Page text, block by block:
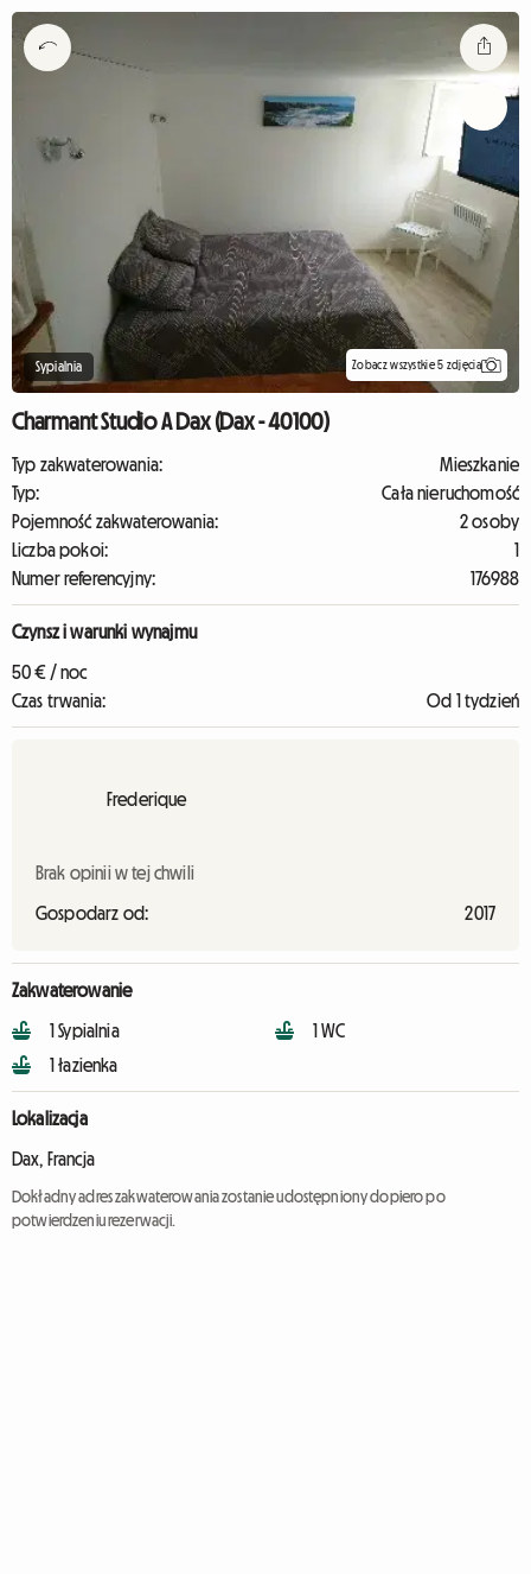
Sypialnia Zobacz wszystkie 5 zdjęcia
Charmant Studio A Dax (Dax - 40100)
Typ zakwaterowania:
Mieszkanie
Typ:
Cała nieruchomość
Pojemność zakwaterowania:
2 osoby
Liczba pokoi:
1
Numer referencyjny:
176988
Czynsz i warunki wynajmu
50 € / noc
Czas trwania:
Od 1 tydzień
Frederique
Brak opinii w tej chwili
Gospodarz od: 2017
Zakwaterowanie
1 Sypialnia
1 łazienka
1 WC
Lokalizacja
Dax, Francja
Dokładny adres zakwaterowania zostanie udostępniony dopiero po
potwierdzeniu rezerwacji.